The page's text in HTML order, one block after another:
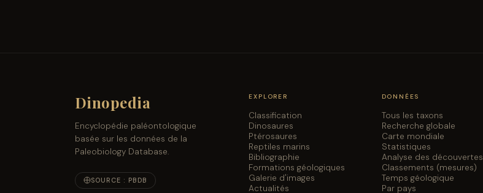
Dinopedia
Encyclopédie paléontologique
basée sur les données de la
Paleobiology Database.
SOURCE : PBDB
EXPLORER
Classification
Dinosaures
Ptérosaures
Reptiles marins
Bibliographie
Formations géologiques
Galerie d'images
Actualités
DONNÉES
Tous les taxons
Recherche globale
Carte mondiale
Statistiques
Analyse des découvertes
Classements (mesures)
Temps géologique
Par pays